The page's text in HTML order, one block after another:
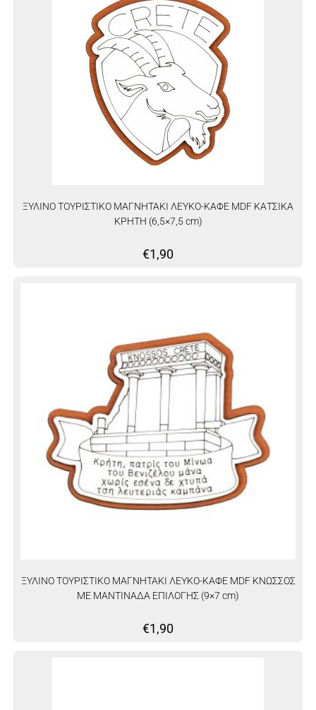
ΞΥΛΙΝΟ ΤΟΥΡΙΣΤΙΚΟ ΜΑΓΝΗΤΑΚΙ ΛΕΥΚΟ-ΚΑΦΕ MDF ΚΑΤΣΙΚΑ
ΚΡΗΤΗ (6,5×7,5 cm)
€1,90
ΞΥΛΙΝΟ ΤΟΥΡΙΣΤΙΚΟ ΜΑΓΝΗΤΑΚΙ ΛΕΥΚΟ-ΚΑΦΕ MDF ΚΝΩΣΣΟΣ
ΜΕ ΜΑΝΤΙΝΑΔΑ ΕΠΙΛΟΓΗΣ (9×7 cm)
€1,90